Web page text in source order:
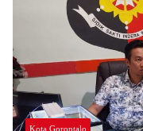
Kota Gorontalo